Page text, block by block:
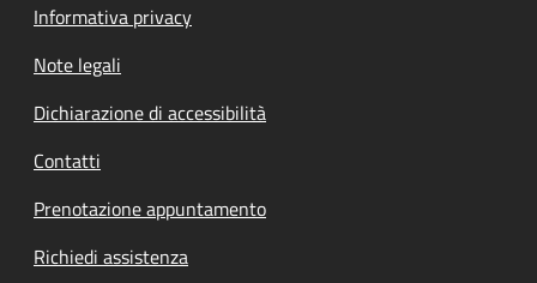
Informativa privacy
Note legali
Dichiarazione di accessibilità
Contatti
Prenotazione appuntamento
Richiedi assistenza